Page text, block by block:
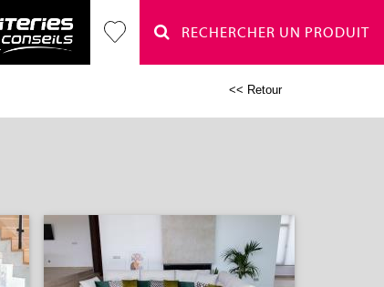
RECHERCHER UN PRODUIT
<< Retour